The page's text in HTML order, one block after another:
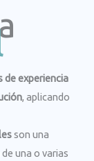
de experiencia
, aplicando
son una
una o varias